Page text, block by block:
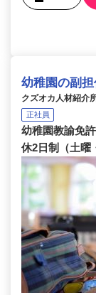
幼稚園の副
クズオカ人材紹介
正社員
幼稚園教諭免
休2日制（土曜